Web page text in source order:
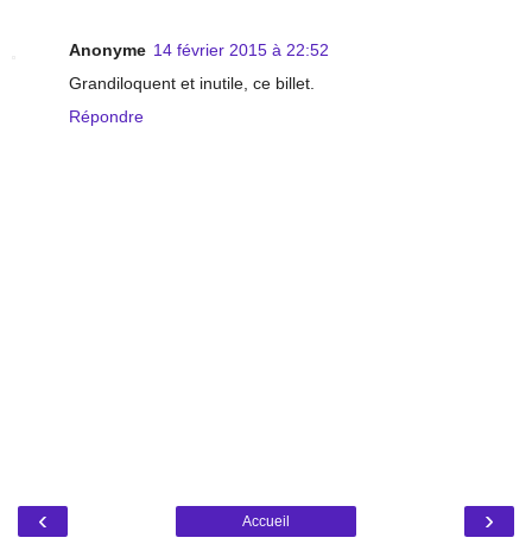
Anonyme 14 février 2015 à 22:52
Grandiloquent et inutile, ce billet.
Répondre
‹ ›
Accueil